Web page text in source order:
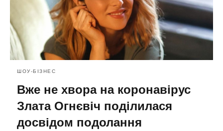
ШОУ-БІЗНЕС
Вже не хвора на коронавірус
Злата Огнєвіч поділилася
досвідом подолання